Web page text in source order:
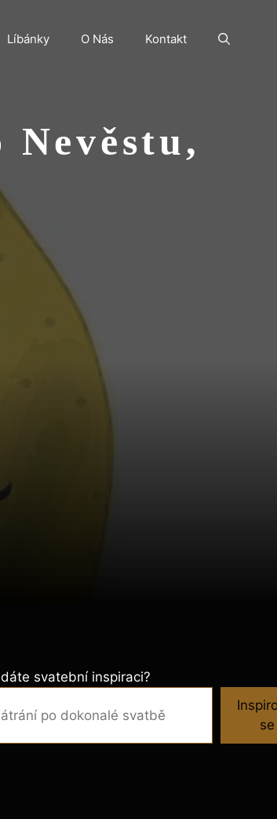
Líbánky O Nás Kontakt
svatební inspiraci?
se